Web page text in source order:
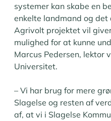
systemer kan skabe en
enkelte landmand og det
Agrivolt projektet vil
mulighed for at kunne
Marcus Pedersen, lektor
Universitet.
– Vi har brug for mere
Slagelse og resten af
af, at vi i Slagelse